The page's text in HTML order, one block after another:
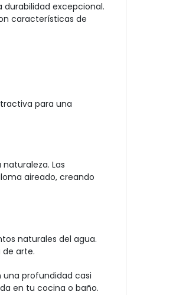
excepcional.
características de
para una
Las
aireado, creando
naturales del agua.
arte.
profundidad casi
en tu cocina o baño.